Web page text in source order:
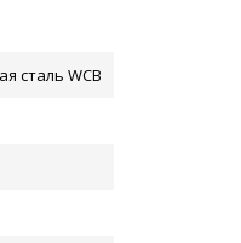
сталь WCB